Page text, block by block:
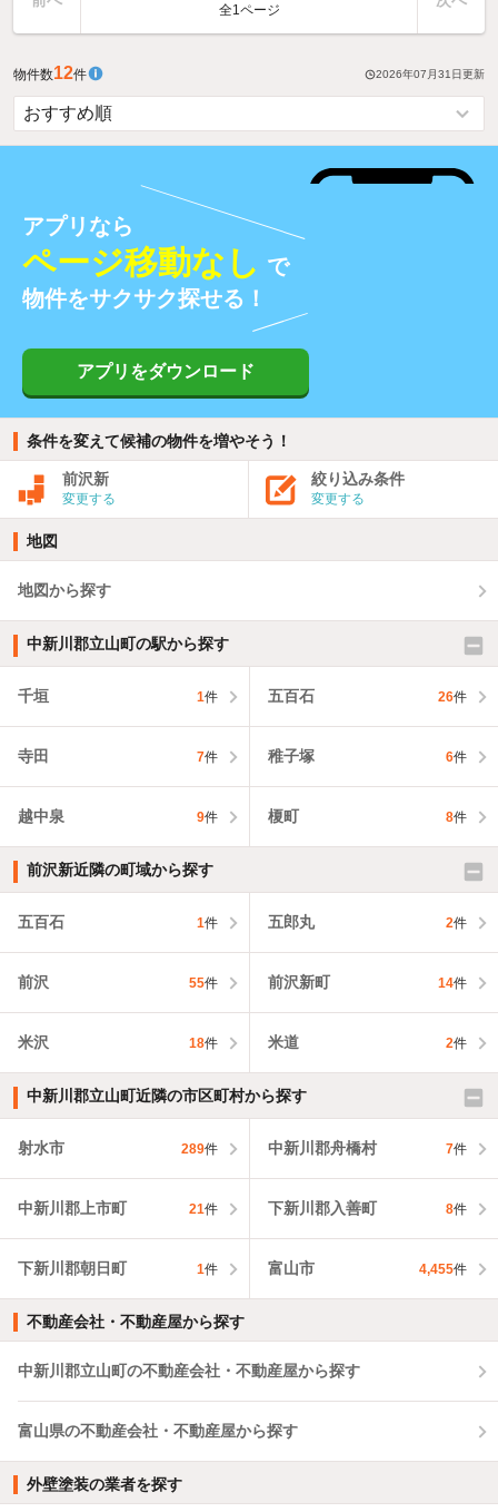
全1ページ
物件数12件 2026年07月31日更新
アプリなら
ページ移動なし で
物件をサクサク探せる！
アプリをダウンロード
条件を変えて候補の物件を増やそう！
前沢新
変更する
絞り込み条件
変更する
地図
地図から探す
中新川郡立山町の駅から探す
千垣 1件 五百石 26件
寺田 7件 稚子塚 6件
越中泉 9件 榎町 8件
前沢新近隣の町域から探す
五百石 1件 五郎丸 2件
前沢 55件 前沢新町 14件
米沢 18件 米道 2件
中新川郡立山町近隣の市区町村から探す
射水市 289件 中新川郡舟橋村 7件
中新川郡上市町 21件 下新川郡入善町 8件
下新川郡朝日町 1件 富山市 4,455件
不動産会社・不動産屋から探す
中新川郡立山町の不動産会社・不動産屋から探す
富山県の不動産会社・不動産屋から探す
外壁塗装の業者を探す